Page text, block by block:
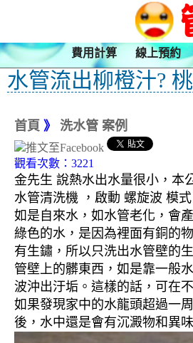
費用計算 線上預約
水管流出柳橙汁?
首頁 》 洗水管 案例
觀看次數：3221
金先生 說熱水出水量很小，本
水管清洗機 ，啟動 螺旋波 模
如是自來水，如水管老化，會
綠色的水，是因為裡面有銅的
有生鏽，所以只洗出水管壁的
管壁上的髒東西，如是靠一般
波沖出汙垢。這樣的話，可在
如果發現家中的水龍頭超過一
後，水中還是會有沉澱物和異